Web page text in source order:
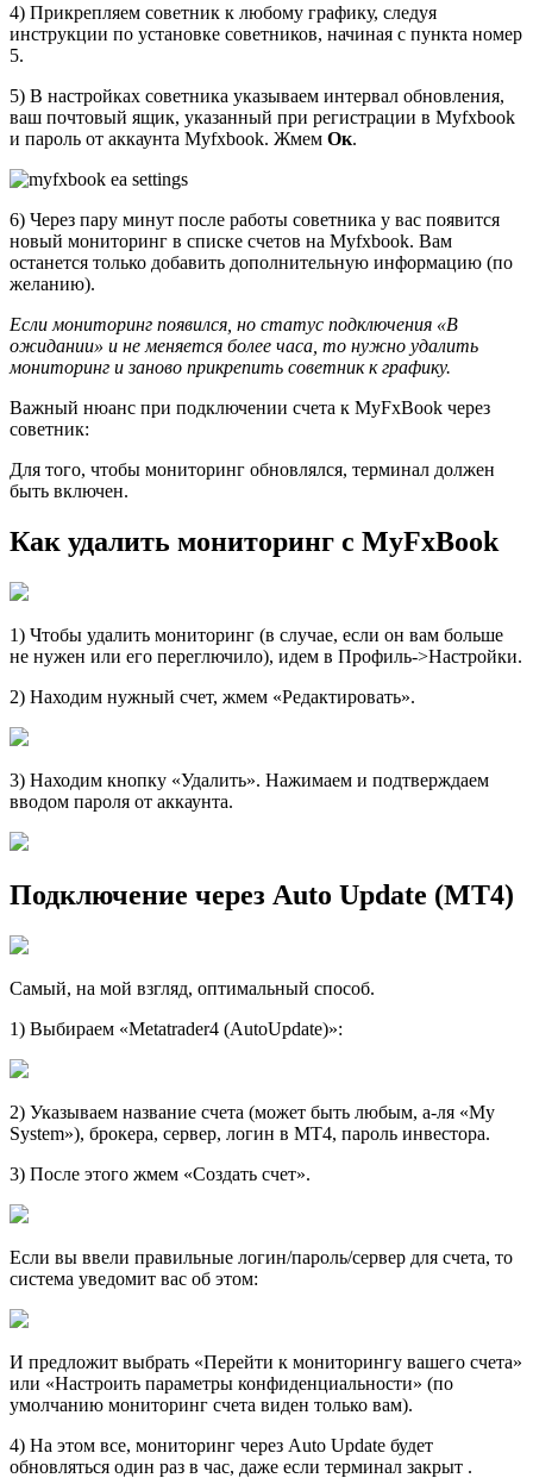
4) Прикрепляем советник к любому графику, следуя
инструкции по установке советников, начиная с пункта номер
5.
5) В настройках советника указываем интервал обновления,
ваш почтовый ящик, указанный при регистрации в Myfxbook
и пароль от аккаунта Myfxbook. Жмем Ок.
6) Через пару минут после работы советника у вас появится
новый мониторинг в списке счетов на Myfxbook. Вам
останется только добавить дополнительную информацию (по
желанию).
Если мониторинг появился, но статус подключения «В
ожидании» и не меняется более часа, то нужно удалить
мониторинг и заново прикрепить советник к графику.
Важный нюанс при подключении счета к MyFxBook через
советник:
Для того, чтобы мониторинг обновлялся, терминал должен
быть включен.
Как удалить мониторинг с MyFxBook
1) Чтобы удалить мониторинг (в случае, если он вам больше
не нужен или его переглючило), идем в Профиль->Настройки.
2) Находим нужный счет, жмем «Редактировать».
3) Находим кнопку «Удалить». Нажимаем и подтверждаем
вводом пароля от аккаунта.
Подключение через Auto Update (MT4)
Самый, на мой взгляд, оптимальный способ.
1) Выбираем «Metatrader4 (AutoUpdate)»:
2) Указываем название счета (может быть любым, а-ля «My
System»), брокера, сервер, логин в МТ4, пароль инвестора.
3) После этого жмем «Создать счет».
Если вы ввели правильные логин/пароль/сервер для счета, то
система уведомит вас об этом:
И предложит выбрать «Перейти к мониторингу вашего счета»
или «Настроить параметры конфиденциальности» (по
умолчанию мониторинг счета виден только вам).
4) На этом все, мониторинг через Auto Update будет
обновляться один раз в час, даже если терминал закрыт .